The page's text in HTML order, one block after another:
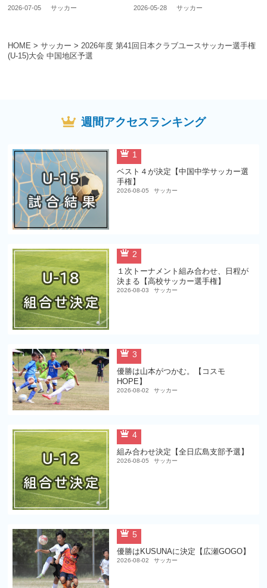
HOME > サッカー > 2026年度 第41回日本クラブユースサッカー選手権
(U-15)大会 中国地区予選
2026-07-05
サッカー
2026-05-28
サッカー
週間アクセスランキング
1
ベスト４が決定【中国中学サッカー選
手権】
2026-08-05 サッカー
2
１次トーナメント組み合わせ、日程が
決まる【高校サッカー選手権】
2026-08-03 サッカー
3
優勝は山本がつかむ。【コスモ
HOPE】
2026-08-02 サッカー
4
組み合わせ決定【全日広島支部予選】
2026-08-05 サッカー
5
優勝はKUSUNAに決定【広瀬GOGO】
2026-08-02 サッカー